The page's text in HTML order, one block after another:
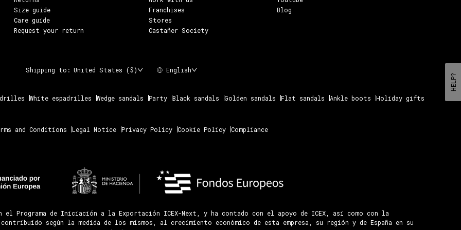
Size guide
Care guide
Request your return
Franchises
Stores
Castañer Society
Blog
Shipping to: United States ($) English
White espadrilles Wedge sandals Party Black sandals Golden sandals Flat sandals Ankle boots Holiday gifts
and Conditions Legal Notice Privacy Policy Cookie Policy Compliance
Programa de Iniciación a la Exportación ICEX-Next, y ha contado con el apoyo de ICEX, así como con la
contribuido según la medida de los mismos, al crecimiento económico de esta empresa, su región y de España en su
HELP?